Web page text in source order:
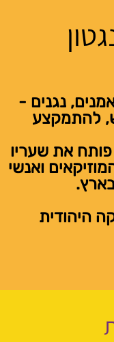
נגנים -
להתמקצע
את שעריו
ואנשי
היהודית